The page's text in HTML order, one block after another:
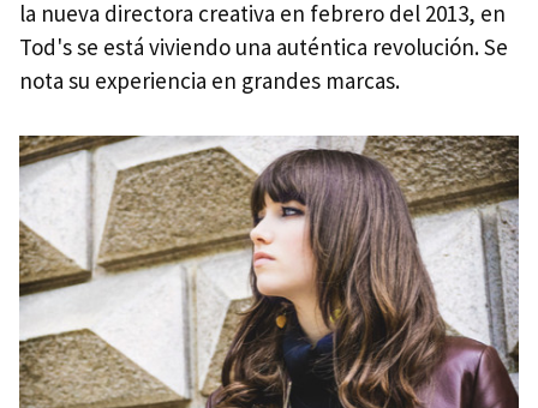
la nueva directora creativa en febrero del 2013, en
Tod's se está viviendo una auténtica revolución. Se
nota su experiencia en grandes marcas.